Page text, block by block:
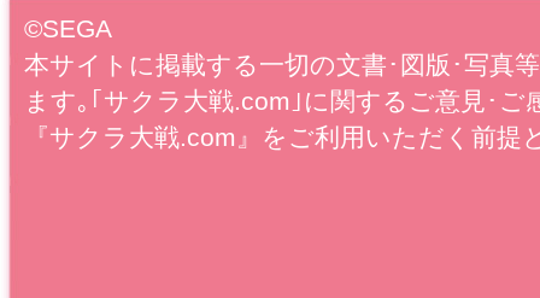
©SEGA
本サイトに掲載する一切の文書･図版･写真
ます｡｢サクラ大戦.com｣に関するご意見･ご
『サクラ大戦.com』をご利用いただく前提